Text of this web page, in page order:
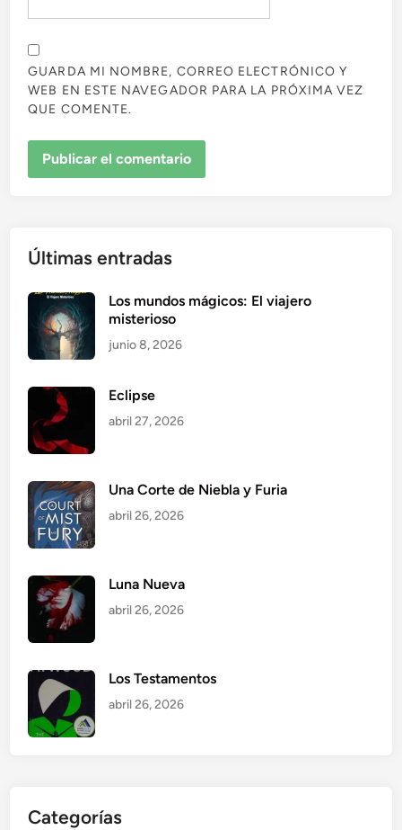
GUARDA MI NOMBRE, CORREO ELECTRÓNICO Y
WEB EN ESTE NAVEGADOR PARA LA PRÓXIMA VEZ
QUE COMENTE.
Últimas entradas
Los mundos mágicos: El viajero
misterioso
junio 8, 2026
Eclipse
abril 27, 2026
Una Corte de Niebla y Furia
abril 26, 2026
Luna Nueva
abril 26, 2026
Los Testamentos
abril 26, 2026
Categorías